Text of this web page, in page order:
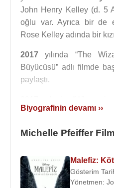
John Henry Kelley (d. 5
oğlu var. Ayrıca bir de
Rose Kelley adında bir
2017 yılında “The
Büyücüsü” adlı filmde
paylaştı.
Pfeiffer veKiefer
Ödüllerinden Bazıları:
Oyuncu, Dangerous
1990 - Chicago Film
Fabulous Baker Boys
Biyografinin devamı ››
Michelle Pfeiffer
Malefiz:
Gösterim
Yönetmen: